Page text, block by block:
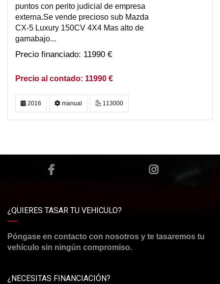
puntos con perito judicial de empresa
externa.Se vende precioso sub Mazda
CX-5 Luxury 150CV 4X4 Mas alto de
gamabajo...
11990 €
11990 €
2016 manual 113000
¿QUIERES TASAR TU VEHICULO?
Póngase en contacto con nosotros y te tasaremos tu
vehículo sin ningún compromiso.
¿NECESITAS FINANCIACIÓN?